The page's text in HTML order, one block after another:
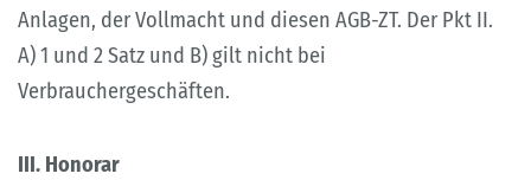
Anlagen, der Vollmacht und diesen AGB-ZT. Der Pkt II.
A) 1 und 2 Satz und B) gilt nicht bei
Verbrauchergeschäften.
III. Honorar